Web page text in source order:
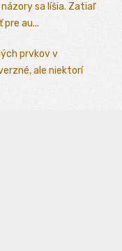
sa líšia. Zatiaľ
au...
prvkov v
ale niektorí